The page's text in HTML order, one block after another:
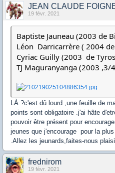
JEAN CLAUDE
19 févr. 2021
Baptiste Jauneau (2003 de
Léon Darricarrère ( 2004
Cyriac Guilly (2003 de
TJ Maguranyanga (2003
LÀ ?c'est dû lourd ,une feuille de
points sont obligatoire .j'ai hâte
pouvoir être présent pour
jeunes que j'encourage pour la
.Allez les jeunards,faites-nous
frednirom
19 févr. 2021